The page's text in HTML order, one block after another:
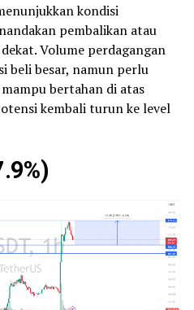
kondisi
pembalikan atau
Volume perdagangan
beli besar, namun perlu
bertahan di atas
kembali turun ke level